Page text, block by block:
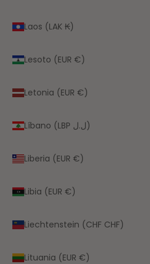
Laos (LAK ₭)
Lesoto (EUR €)
Letonia (EUR €)
Líbano (LBP ل.ل)
Liberia (EUR €)
Libia (EUR €)
Liechtenstein (CHF CHF)
Lituania (EUR €)